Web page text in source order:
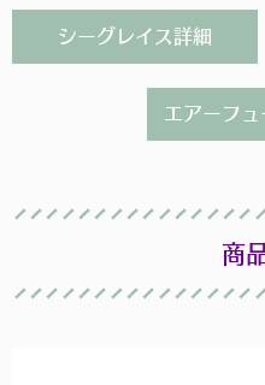
シーグレイス詳細
エアーフ
商